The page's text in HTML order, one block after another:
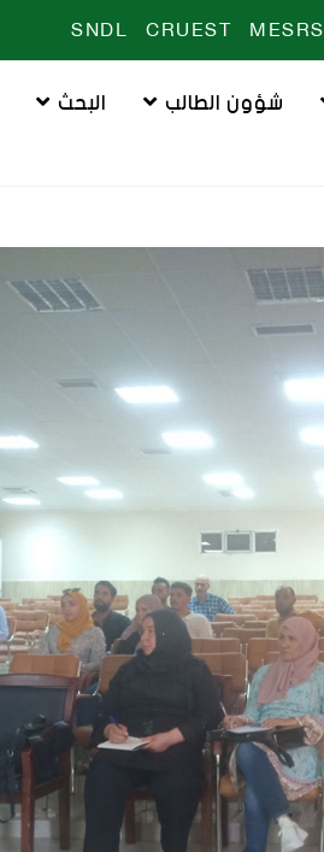
MESRS
CRUEST
SNDL
شؤون الطالب البحث